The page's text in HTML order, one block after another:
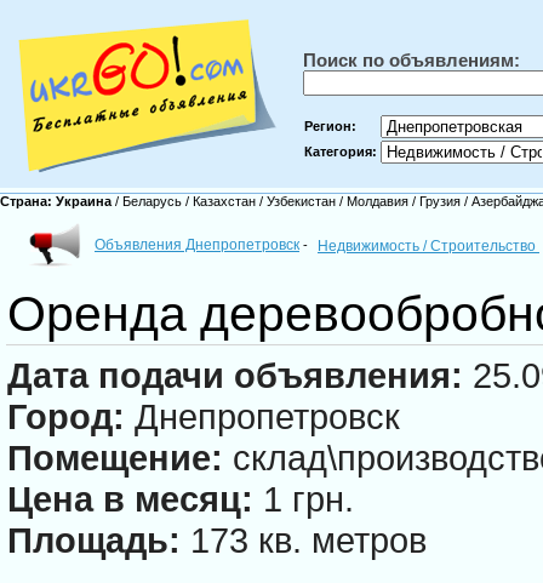
Поиск по объявлениям:
Регион:
Категория:
Страна: Украина / Беларусь / Казахстан / Узбекистан / Молдавия / Грузия /
Объявления Днепропетровск - Недвижимость / Строительство
Оренда
Дата подачи объявления:
Город: Днепропетровск
Помещение:
Цена в месяц: 1 грн.
Площадь: 173 кв. метров